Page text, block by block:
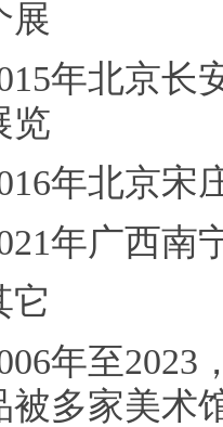
展
年北京长
览
年北京宋
年广西南
它
年至2023
被多家美术